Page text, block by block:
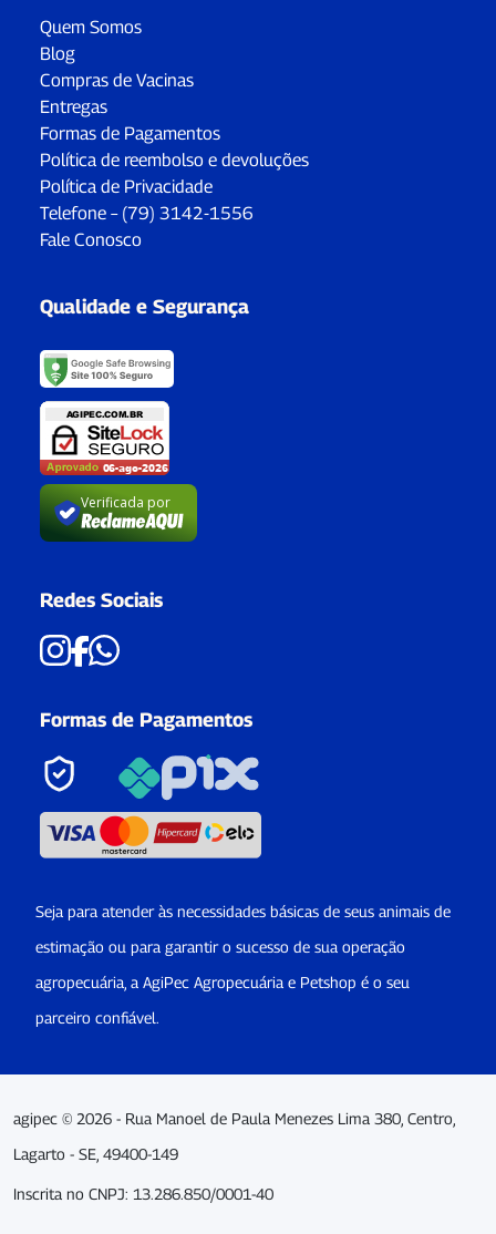
Quem Somos
Blog
Compras de Vacinas
Entregas
Formas de Pagamentos
Política de reembolso e devoluções
Política de Privacidade
Telefone – (79) 3142-1556
Fale Conosco
Qualidade e Segurança
Verificada por
Redes Sociais
Formas de Pagamentos
Seja para atender às necessidades básicas de seus animais de
estimação ou para garantir o sucesso de sua operação
agropecuária, a AgiPec Agropecuária e Petshop é o seu
parceiro confiável.
agipec © 2026 - Rua Manoel de Paula Menezes Lima 380, Centro,
Lagarto - SE, 49400-149
Inscrita no CNPJ: 13.286.850/0001-40